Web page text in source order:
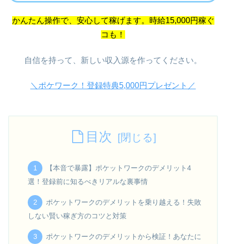
かんたん操作で、安心して稼げます。時給15,000円稼ぐ
コも！
自信を持って、新しい収入源を作ってください。
＼ポケワーク！登録特典5,000円プレゼント／
目次
【本音で暴露】ポケットワークのデメリット4
選！登録前に知るべきリアルな裏事情
ポケットワークのデメリットを乗り越える！失敗
しない賢い稼ぎ方のコツと対策
ポケットワークのデメリットから検証！あなたに